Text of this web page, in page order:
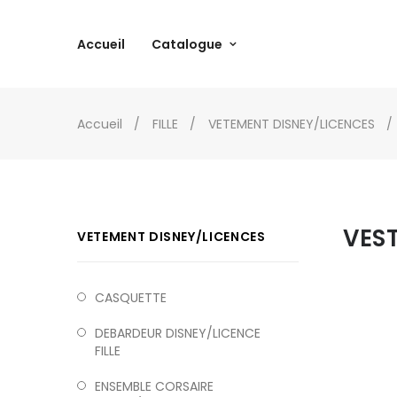
Accueil Catalogue
Accueil FILLE VETEMENT DISNEY/LICENCES
VETEMENT DISNEY/LICENCES
CASQUETTE
DEBARDEUR DISNEY/LICENCE
FILLE
ENSEMBLE CORSAIRE